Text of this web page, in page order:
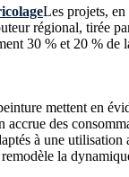
Les projets,
régional, tirée
30 % et 20 % de
mettent en
des
à une
la